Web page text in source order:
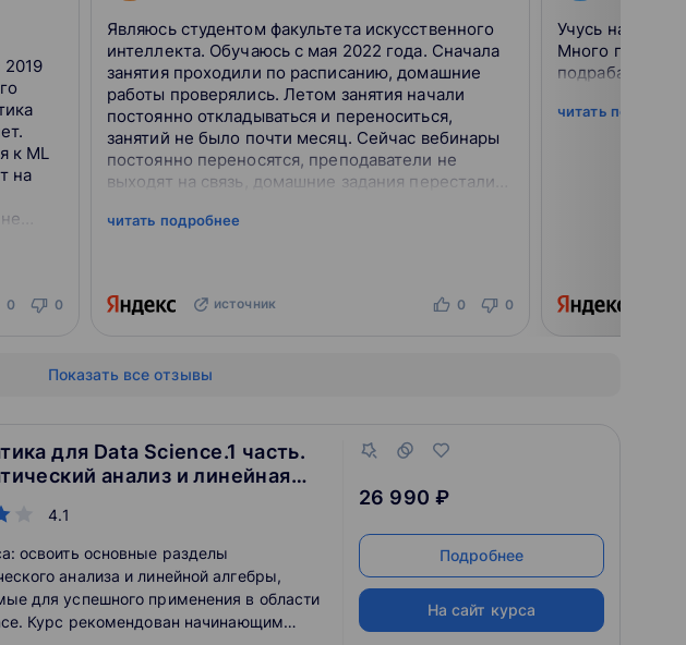
2019
к ML
на
0 0
Являюсь студентом факультета искусственного
интеллекта. Обучаюсь с мая 2022 года. Сначала
занятия проходили по расписанию, домашние
работы проверялись. Летом занятия начали
постоянно откладываться и переноситься,
занятий не было почти месяц. Сейчас вебинары
постоянно переносятся, преподаватели не
выходят на связь, домашние задания перестали
python для dat...
читать подробнее
источник 0 0
Учусь на
Много
подрабатываю
читать
Показать все отзывы
для Data Science.1 часть.
анализ и линейная
4.1
освоить основные разделы
анализа и линейной алгебры,
для успешного применения в области
Курс рекомендован начинающим
26 990 ₽
Подробнее
На сайт курса